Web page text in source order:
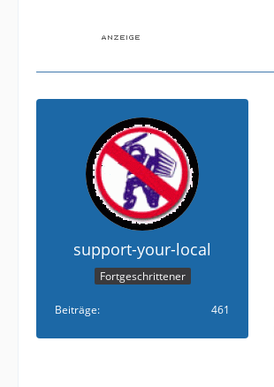
support-your-local
Fortgeschrittener
Beiträge 461